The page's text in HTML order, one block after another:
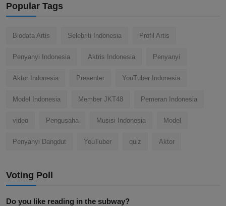
Popular Tags
Biodata Artis Selebriti Indonesia Profil Artis
Penyanyi Indonesia Aktris Indonesia Penyanyi
Aktor Indonesia Presenter YouTuber Indonesia
Model Indonesia Member JKT48 Pemeran Indonesia
video Pengusaha Musisi Indonesia Model
Penyanyi Dangdut YouTuber quiz Aktor
Voting Poll
Do you like reading in the subway?